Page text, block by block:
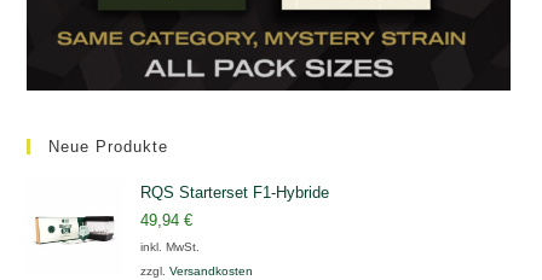
Neue Produkte
RQS Starterset F1-Hybride
49,94€
inkl. MwSt.
zzgl.Versandkosten